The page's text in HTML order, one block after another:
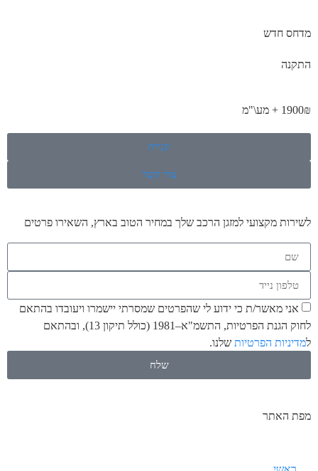
מדחס חדש
התקנה
1900₪ + מע\"מ
קנייה
צור קשר
לשירות מקצועי למזגן הרכב שלך במחיר הטוב בארץ, השאירו פרטים
אני מאשר/ת כי ידוע לי שהפרטים שמסרתי יישמרו ויעובדו בהתאם
לחוק הגנת הפרטיות, התשמ"א–1981 (כולל תיקון 13), ובהתאם
מדיניות הפרטיותשלנו.
שלח
מפת האתר